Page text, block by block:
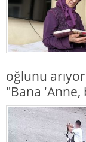
oğlunu
"Bana 'Anne,